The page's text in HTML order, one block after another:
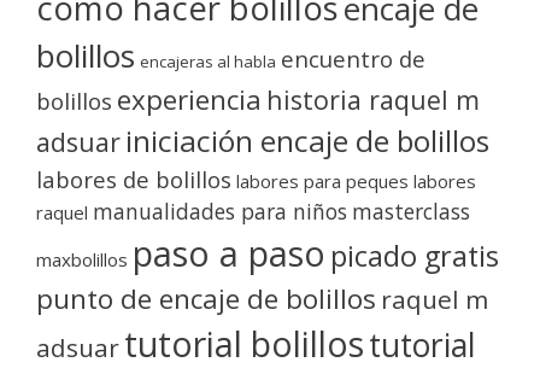
bolillos encajeras al habla encuentro de
bolillos experiencia historia raquel m
adsuar iniciación encaje de bolillos
labores de bolillos labores para peques labores
raquel manualidades para niños masterclass
maxbolillos paso a paso picado gratis
punto de encaje de bolillos raquel m
adsuartutorial bolillostutorial